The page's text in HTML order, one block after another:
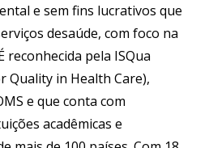
e sem fins lucrativos que
desaúde, com foco na
reconhecida pela ISQua
Quality in Health Care),
e que conta com
acadêmicas e